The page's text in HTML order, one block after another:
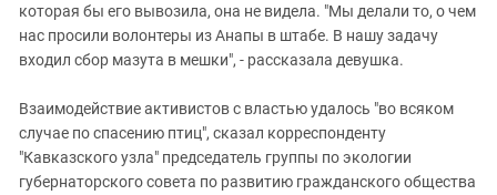
которая бы его вывозила, она не видела. "Мы делали то, о чем
нас просили волонтеры из Анапы в штабе. В нашу задачу
входил сбор мазута в мешки", - рассказала девушка.
Взаимодействие активистов с властью удалось "во всяком
случае по спасению птиц", сказал корреспонденту
"Кавказского узла" председатель группы по экологии
губернаторского совета по развитию гражданского общества